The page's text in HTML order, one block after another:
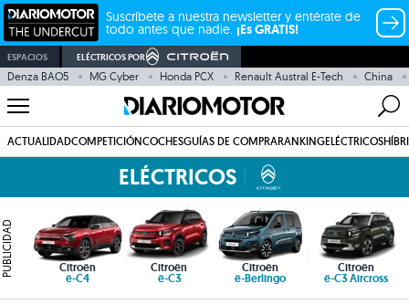
Suscríbete a nuestra newsletter y entérate de
todo antes que nadie. ¡Es GRATIS!
ESPACIOS ELÉCTRICOS POR
Denza BAO5 MG Cyber Honda PCX Renault Austral E-Tech China
ACTUALIDADCOMPETICIÓNCOCHESGUÍAS DE COMPRARANKINGELÉCTRICOS
ELÉCTRICOS
PUBLICIDAD Citroën
ë-C4
Citroën
ë-C3
Citroën
ë-Berlingo
Citroën
ë-C3 Aircross